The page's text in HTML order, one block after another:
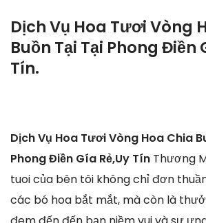
Dịch Vụ Hoa Tươi Vòng
Buồn Tại Tại Phong Điền
Tín.
Dịch Vụ Hoa Tươi Vòng Hoa Chia
Phong Điền Gía Rẻ,Uy Tín Thương
tuoi của bên tôi không chỉ đơn
các bó hoa bắt mắt, mà còn là